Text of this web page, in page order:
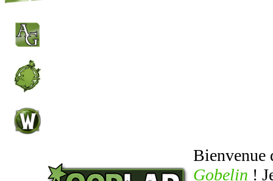
Bienvenue
Gobelin !